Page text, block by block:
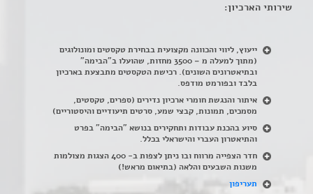
שירותי הארכיון:
ייעוץ, ליווי והכוונה מקצועית בבחירת טקסטים ומונולוגים
(מתוך למעלה מ – 3500 מחזות, שהועלו ב"הבימה"
ובתיאטרונים השונים). רכישת הטקסטים מתבצעת בארכיון
בלבד ובפורמט מודפס.
איתור והנגשת חומרי ארכיון נדירים (ספרים, טקסטים,
מסמכים, תמונות, קבצי שמע, סרטים תיעודיים והיסטוריים)
סיוע בהכנת עבודות ותחקירים בנושא "הבימה" בפרט
והתיאטרון העברי והישראלי בכלל.
חדר הצפייה מרווח ובו ניתן לצפות ב- 400 הצגות מצולמות
משנות השבעים והלאה (בתיאום מראש!)
תעריפון